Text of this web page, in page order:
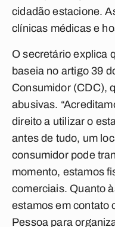
cidadão estacione.
clínicas médicas e
O secretário explica
baseia no artigo 39
Consumidor (CDC),
abusivas.
direito a utilizar o
antes de tudo, um
consumidor pode
momento, estamos
comerciais. Quanto
estamos em contato
Pessoa para